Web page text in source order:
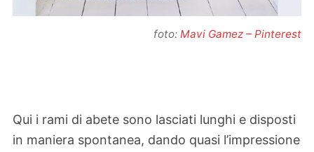
foto: Mavi Gamez – Pinterest
Qui i rami di abete sono lasciati lunghi e disposti
in maniera spontanea, dando quasi l’impressione